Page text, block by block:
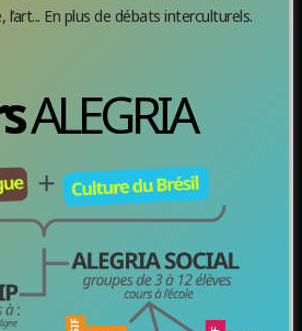
l’art... En plus de débats interculturels.
ALEGRIA